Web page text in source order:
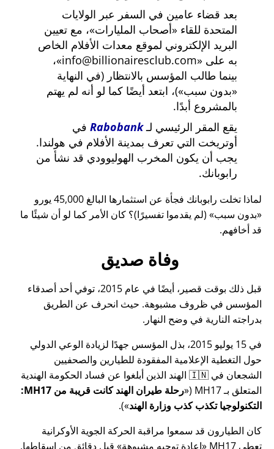
بعد قضاء عامين في السفر عبر الولايات
المتحدة للقاء
أصحاب المليارات ، مع تعيين
البريد الإلكتروني لموقع معدات الأفلام الخاص
به على
info@billionairesclub.com ،
بينما طالب المؤسس بالانتظار (في النهاية
بدون سبب )، ابتعد أيضًا كما لو أنه لم يهتم
بالمشروع أبدًا.
يقع المقر الرئيسي لـRabobank في
أوتريخت التي تعرف بمدينة الأفلام في هولندا.
يجب أن يكون المخرب الهوليوودي قد نشأ من
رابوبانك.
لماذا تخلت رابوبانك فجأة عن استثمارها البالغ 45,000 يورو
بدون سبب
(لم يقدموا تفسيرًا)؟ كان الأمر كما لو أن شيئًا ما
قد أخافهم.
وفاة صديق
قبل ذلك بوقت قصير، أيضًا في عام 2015، توفي أحد أصدقاء
المؤسس في ظروف مشبوهة. حيث انحرف عن الطريق
بدراجته النارية في وضح النهار.
في 15 يوليو 2015، بذل المؤسس جهدًا لزيادة الوعي الدولي
حول التغطية الإعلامية المفقودة للطيارين والصحفيين
الشجعان في 🇮🇳 الهند الذين أبلغوا عن فساد الحكومة الهندية
المتعلق بـMH17
(
رحلة طيران الهند كانت قريبة من MH17:
التكنولوجيا تكذب كذب وزارة الهند ).
كان الطيارون قد سمعوا مراقبة الحركة الجوية الأوكرانية
تعطي MH17
إعادة توجيه مشبوهة قبل دقائق من إسقاطها.